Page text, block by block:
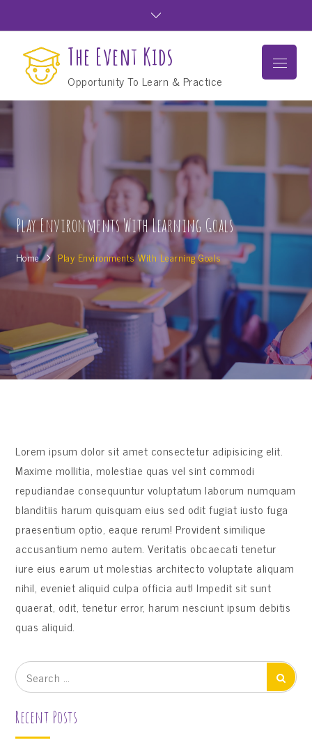
The Event Kids
Opportunity To Learn & Practice
Menu
Play Environments With Learning Goals
Home Play Environments With Learning Goals
Lorem ipsum dolor sit amet consectetur adipisicing elit.
Maxime mollitia, molestiae quas vel sint commodi
repudiandae consequuntur voluptatum laborum numquam
blanditiis harum quisquam eius sed odit fugiat iusto fuga
praesentium optio, eaque rerum! Provident similique
accusantium nemo autem. Veritatis obcaecati tenetur
iure eius earum ut molestias architecto voluptate aliquam
nihil, eveniet aliquid culpa officia aut! Impedit sit sunt
quaerat, odit, tenetur error, harum nesciunt ipsum debitis
quas aliquid.
Search
for:
Search
Recent Posts